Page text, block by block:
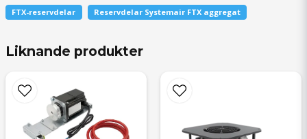
question
nameNamn
FTX-reservdelar Reservdelar Systemair FTX aggregat
Liknande produkter